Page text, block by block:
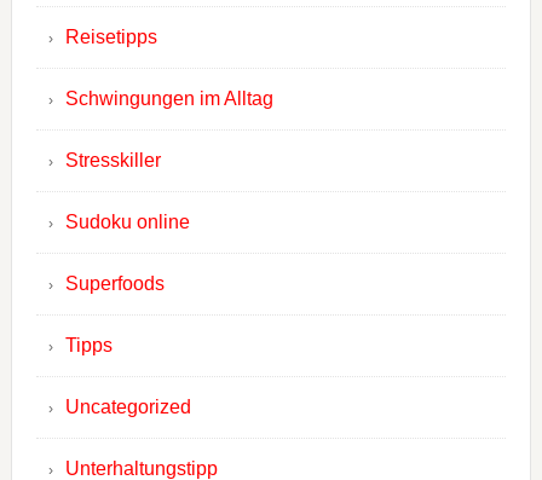
Reisetipps
Schwingungen im Alltag
Stresskiller
Sudoku online
Superfoods
Tipps
Uncategorized
Unterhaltungstipp